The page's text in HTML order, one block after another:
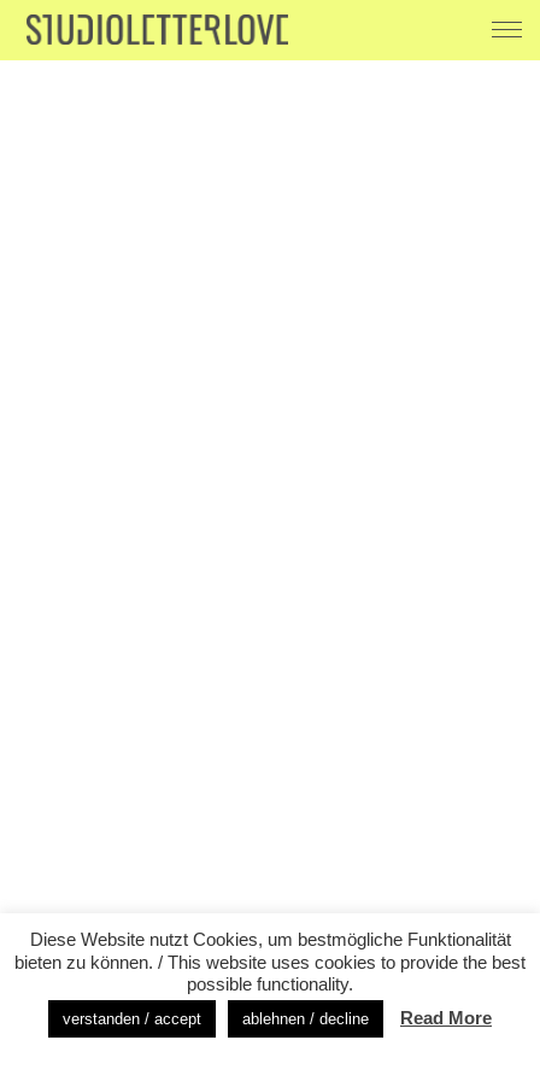
Diese Website nutzt Cookies, um bestmögliche Funktionalität
bieten zu können. / This website uses cookies to provide the best
possible functionality.
verstanden / accept ablehnen / decline Read More